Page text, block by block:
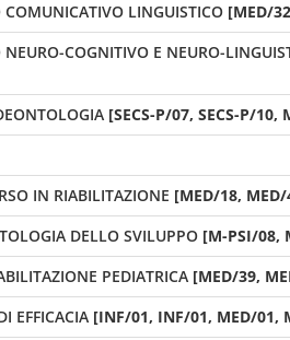
LINGUISTICO [MED/
COGNITIVO E NEURO-
[SECS-P/07, SECS-P/
IN RIABILITAZIONE [MED/18,
DELLO SVILUPPO [M-PSI/08,
PEDIATRICA [MED/39,
EFFICACIA [INF/01, INF/01, MED/01,